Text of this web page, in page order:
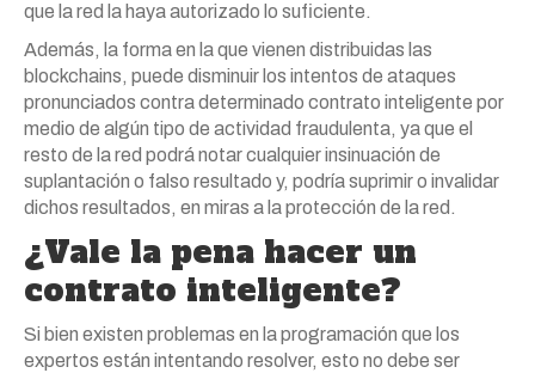
que la red la haya autorizado lo suficiente.
Además, la forma en la que vienen distribuidas las
blockchains, puede disminuir los intentos de ataques
pronunciados contra determinado contrato inteligente por
medio de algún tipo de actividad fraudulenta, ya que el
resto de la red podrá notar cualquier insinuación de
suplantación o falso resultado y, podría suprimir o invalidar
dichos resultados, en miras a la protección de la red.
¿Vale la pena hacer un
contrato inteligente?
Si bien existen problemas en la programación que los
expertos están intentando resolver, esto no debe ser